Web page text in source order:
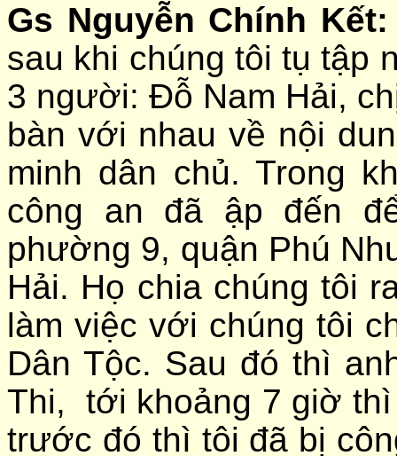
Gs Nguyễn Chính Kết:
sau khi chúng tôi tụ tập
3 người: Đỗ Nam Hải,
bàn với nhau về nội
minh dân chủ. Trong
công an đã ập đến
phường 9, quận Phú
Hải. Họ chia chúng tôi
làm việc với chúng tôi
Dân Tộc. Sau đó thì
Thi, tới khoảng 7 giờ
trước đó thì tôi đã bị